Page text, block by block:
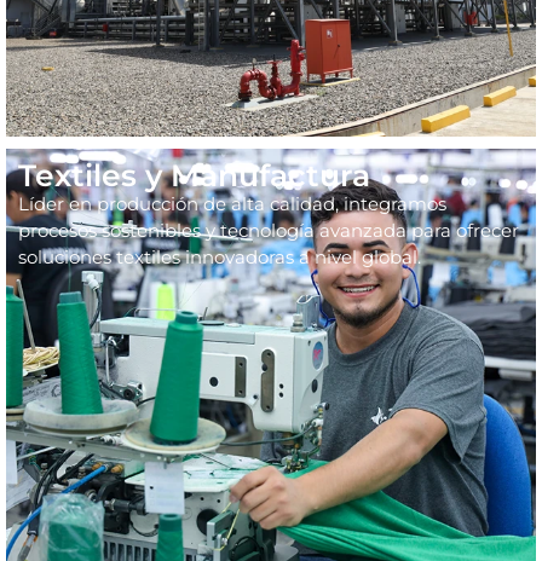
Textiles y Manufactura
Líder en producción de alta calidad, integramos
procesos sostenibles y tecnología avanzada para ofrecer
soluciones textiles innovadoras a nivel global.